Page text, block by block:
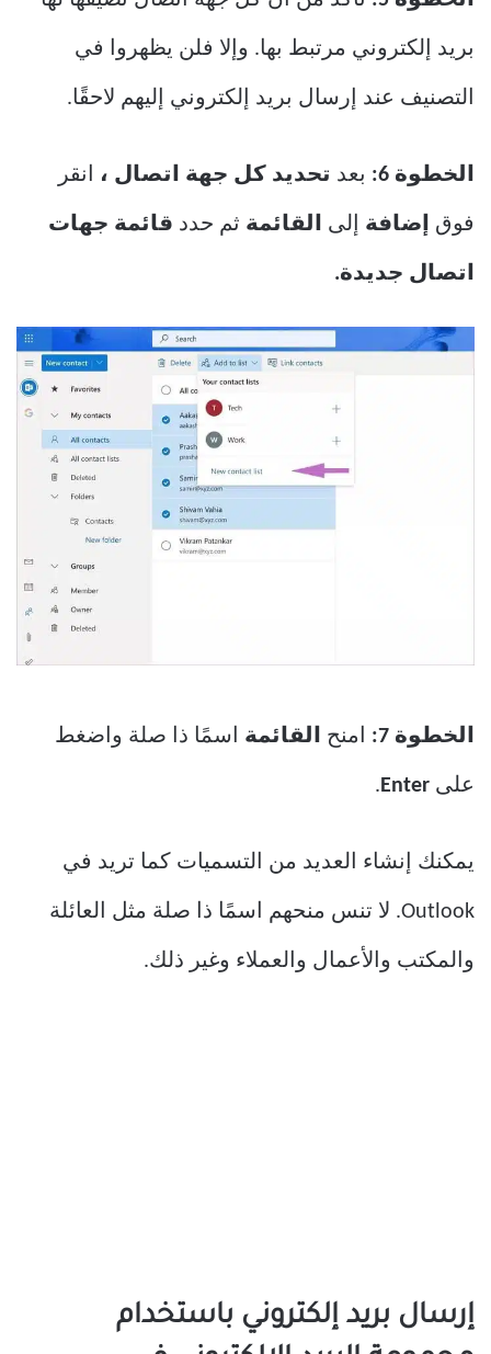
بريد إلكتروني مرتبط بها. وإلا فلن يظهروا في
التصنيف عند إرسال بريد إلكتروني إليهم لاحقًا.
الخطوة 6: بعد تحديد كل جهة اتصال ، انقر
فوق إضافة إلى القائمة ثم حدد قائمة جهات
اتصال جديدة.
الخطوة 7: امنح القائمة اسمًا ذا صلة واضغط
على Enter
.
يمكنك إنشاء العديد من التسميات كما تريد في
Outlook. لا تنس منحهم اسمًا ذا صلة مثل العائلة
والمكتب والأعمال والعملاء وغير ذلك.
إرسال بريد إلكتروني باستخدام